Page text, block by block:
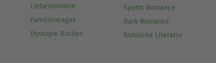
Liebesromane
Familiensagas
Dystopie Bücher
Sports Romance
Dark Romance
Erotische Literatur